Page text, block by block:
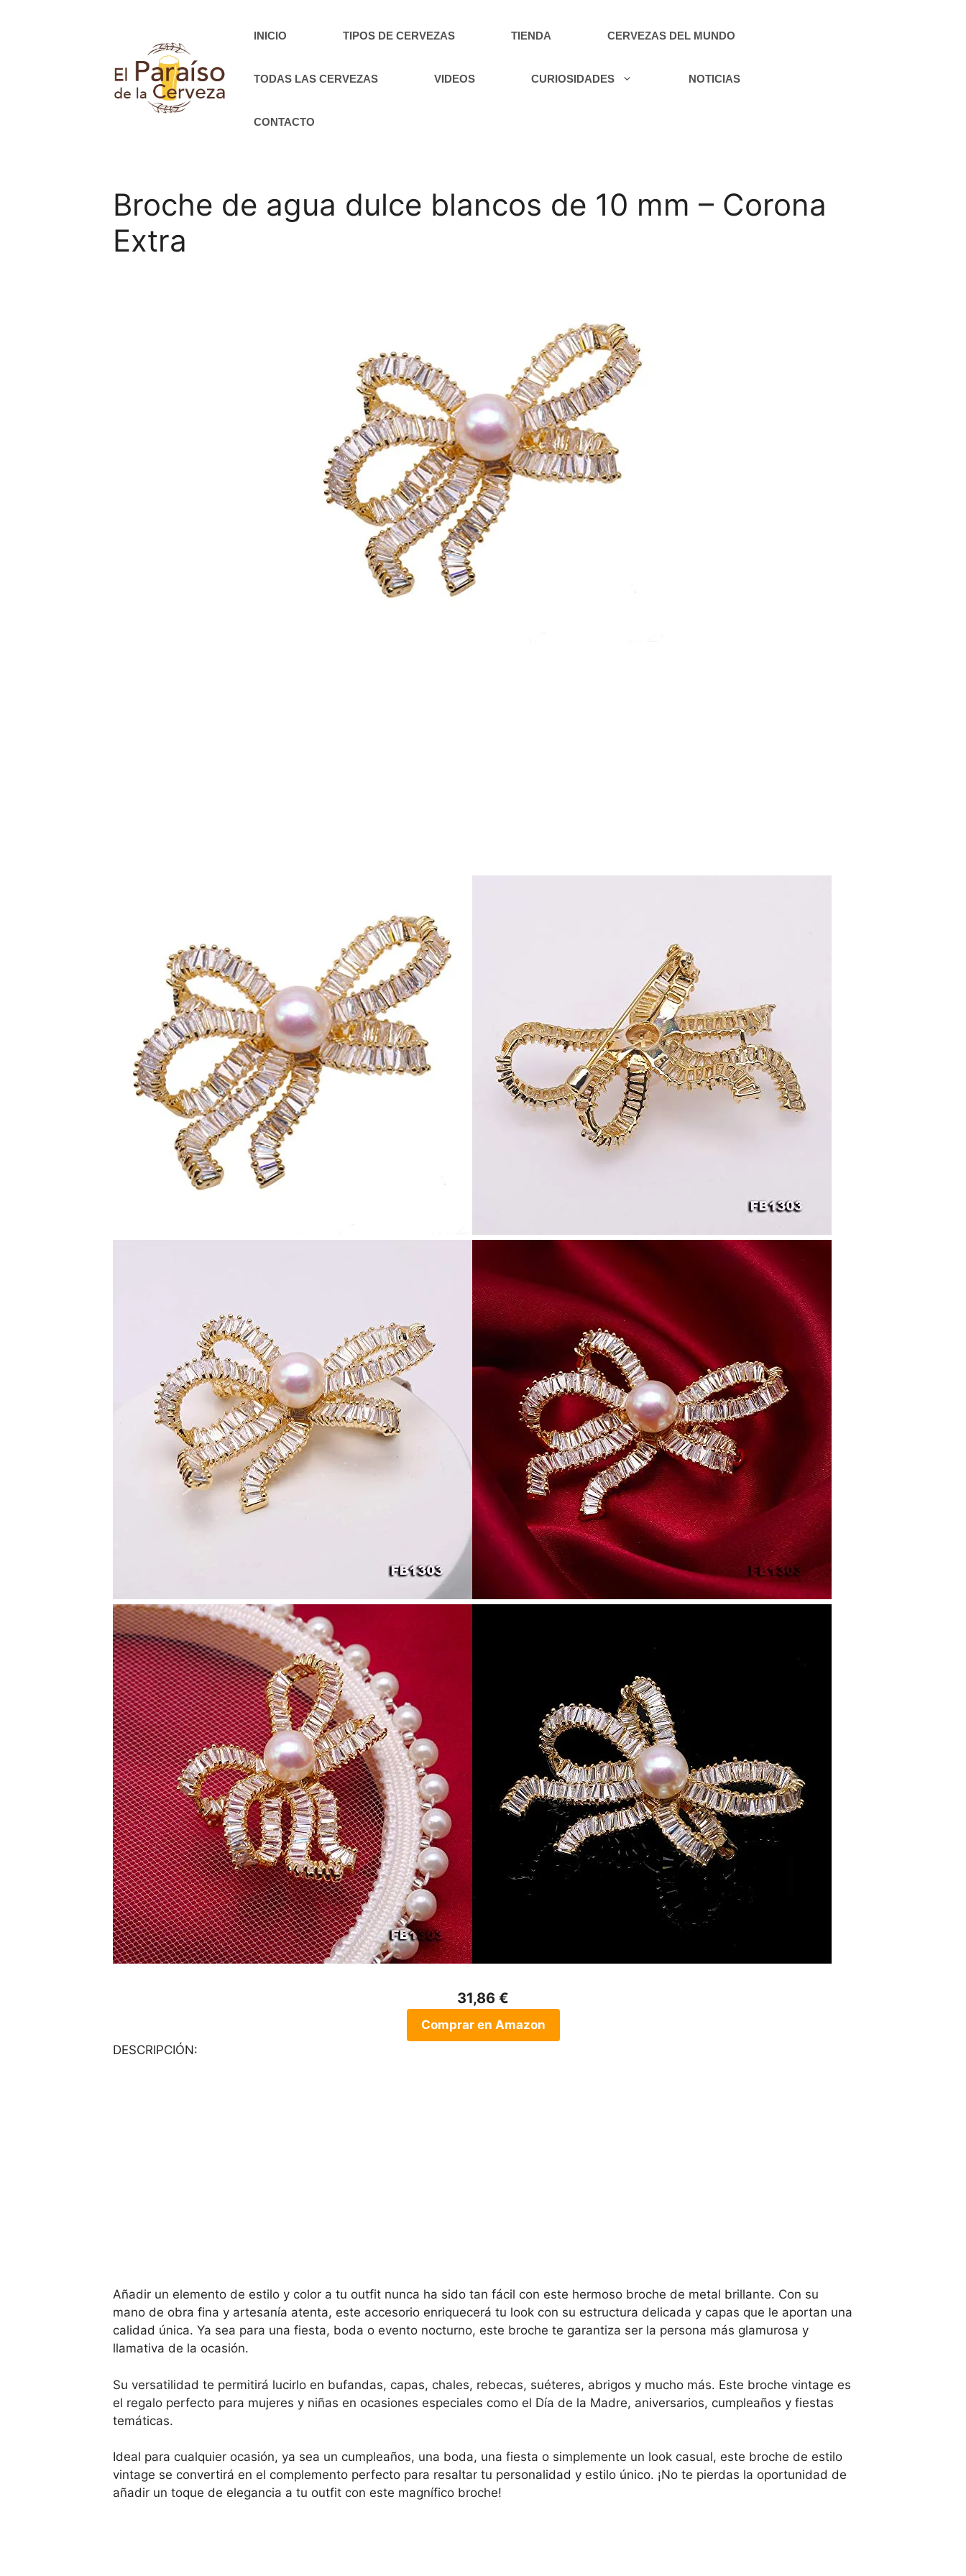
INICIO TIPOS DE CERVEZAS TIENDA CERVEZAS DEL MUNDO
TODAS LAS CERVEZAS VIDEOS CURIOSIDADES NOTICIAS
CONTACTO
Broche de agua dulce blancos de 10 mm – Corona
Extra
31,86 €
Comprar en Amazon
DESCRIPCIÓN:
Añadir un elemento de estilo y color a tu outfit nunca ha sido tan fácil con este hermoso broche de metal brillante. Con su
mano de obra fina y artesanía atenta, este accesorio enriquecerá tu look con su estructura delicada y capas que le aportan una
calidad única. Ya sea para una fiesta, boda o evento nocturno, este broche te garantiza ser la persona más glamurosa y
llamativa de la ocasión.
Su versatilidad te permitirá lucirlo en bufandas, capas, chales, rebecas, suéteres, abrigos y mucho más. Este broche vintage es
el regalo perfecto para mujeres y niñas en ocasiones especiales como el Día de la Madre, aniversarios, cumpleaños y fiestas
temáticas.
Ideal para cualquier ocasión, ya sea un cumpleaños, una boda, una fiesta o simplemente un look casual, este broche de estilo
vintage se convertirá en el complemento perfecto para resaltar tu personalidad y estilo único. ¡No te pierdas la oportunidad de
añadir un toque de elegancia a tu outfit con este magnífico broche!